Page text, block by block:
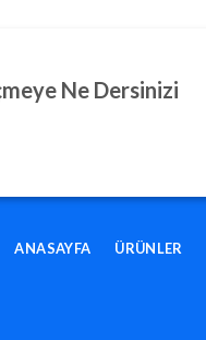
Ne Dersinizi
ANASAYFA ÜRÜNLER